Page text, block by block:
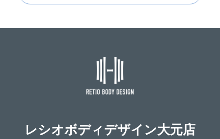
レシオボディデザイン大元店